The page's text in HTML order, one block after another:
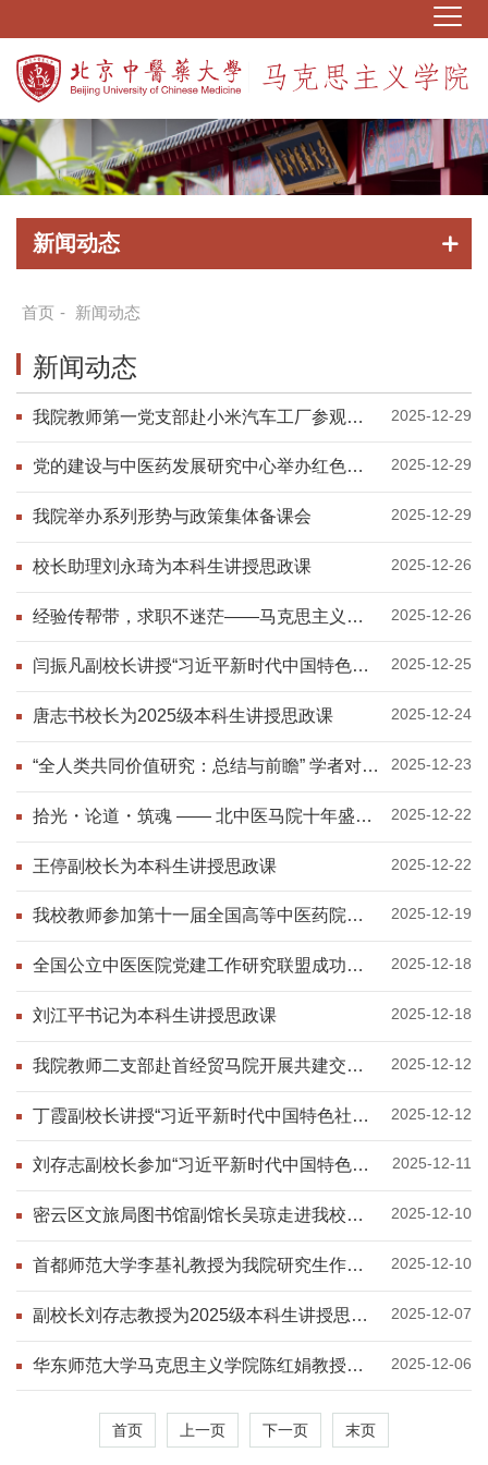
新闻动态
首页 - 新闻动态
新闻动态
我院教师第一党支部赴小米汽车工厂参观学
习
2025-12-29
党的建设与中医药发展研究中心举办红色卫
生研究专题讲座
2025-12-29
我院举办系列形势与政策集体备课会 2025-12-29
校长助理刘永琦为本科生讲授思政课 2025-12-26
经验传帮带，求职不迷茫——马克思主义学
院开展“榜样面对面”交流活动
2025-12-26
闫振凡副校长讲授“习近平新时代中国特色社
会主义思想概论课程”课
2025-12-25
唐志书校长为2025级本科生讲授思政课 2025-12-24
“全人类共同价值研究：总结与前瞻” 学者对话
会在京举办
2025-12-23
拾光・论道・筑魂 —— 北中医马院十年盛
典！
2025-12-22
王停副校长为本科生讲授思政课 2025-12-22
我校教师参加第十一届全国高等中医药院校
思想政治理论课教学协作会并取得佳绩
2025-12-19
全国公立中医医院党建工作研究联盟成功举
办首期党建大讲堂
2025-12-18
刘江平书记为本科生讲授思政课 2025-12-18
我院教师二支部赴首经贸马院开展共建交流
活动
2025-12-12
丁霞副校长讲授“习近平新时代中国特色社会
主义思想概论”课程
2025-12-12
刘存志副校长参加“习近平新时代中国特色社
会主义思想概论”集体备课会
2025-12-11
密云区文旅局图书馆副馆长吴琼走进我校思
政课堂授课
2025-12-10
首都师范大学李基礼教授为我院研究生作专
题报告
2025-12-10
副校长刘存志教授为2025级本科生讲授思政
课
2025-12-07
华东师范大学马克思主义学院陈红娟教授为
我院研究生作专题报告
2025-12-06
首页 上一页 下一页 末页